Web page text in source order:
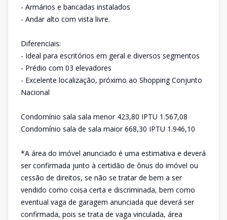
- Armários e bancadas instalados
- Andar alto com vista livre.
Diferenciais:
- Ideal para escritórios em geral e diversos segmentos
- Prédio com 03 elevadores
- Excelente localização, próximo ao Shopping Conjunto
Nacional
Condomínio sala sala menor 423,80 IPTU 1.567,08
Condomínio sala de sala maior 668,30 IPTU 1.946,10
*A área do imóvel anunciado é uma estimativa e deverá
ser confirmada junto à certidão de ônus do imóvel ou
cessão de direitos, se não se tratar de bem a ser
vendido como coisa certa e discriminada, bem como
eventual vaga de garagem anunciada que deverá ser
confirmada, pois se trata de vaga vinculada, área